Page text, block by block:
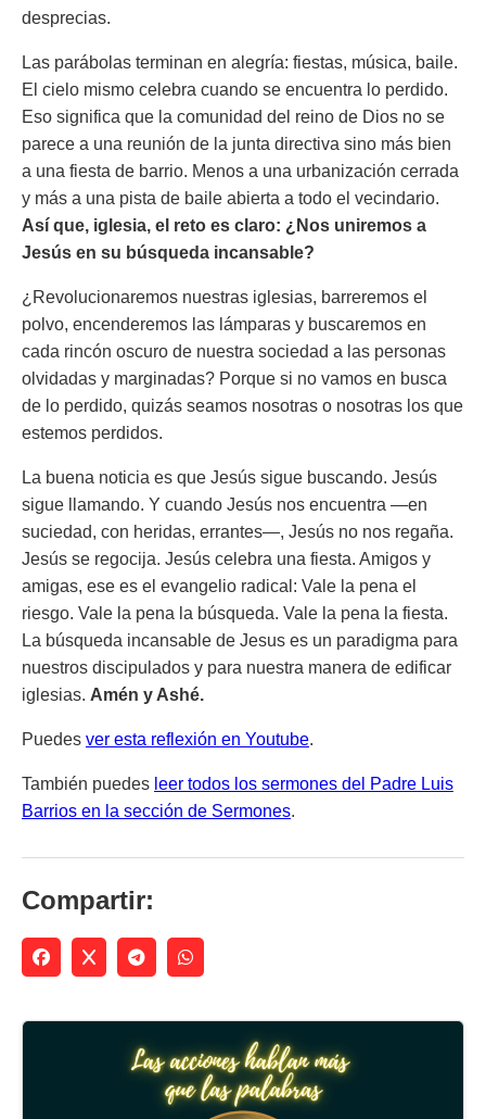
desprecias.
Las parábolas terminan en alegría: fiestas, música, baile.
El cielo mismo celebra cuando se encuentra lo perdido.
Eso significa que la comunidad del reino de Dios no se
parece a una reunión de la junta directiva sino más bien
a una fiesta de barrio. Menos a una urbanización cerrada
y más a una pista de baile abierta a todo el vecindario.
Así que, iglesia, el reto es claro: ¿Nos uniremos a
Jesús en su búsqueda incansable?
¿Revolucionaremos nuestras iglesias, barreremos el
polvo, encenderemos las lámparas y buscaremos en
cada rincón oscuro de nuestra sociedad a las personas
olvidadas y marginadas? Porque si no vamos en busca
de lo perdido, quizás seamos nosotras o nosotras los que
estemos perdidos.
La buena noticia es que Jesús sigue buscando. Jesús
sigue llamando. Y cuando Jesús nos encuentra —en
suciedad, con heridas, errantes—, Jesús no nos regaña.
Jesús se regocija. Jesús celebra una fiesta. Amigos y
amigas, ese es el evangelio radical: Vale la pena el
riesgo. Vale la pena la búsqueda. Vale la pena la fiesta.
La búsqueda incansable de Jesus es un paradigma para
nuestros discipulados y para nuestra manera de edificar
iglesias. Amén y Ashé.
Puedes ver esta reflexión en Youtube.
También puedes leer todos los sermones del Padre Luis
Barrios en la sección de Sermones.
Compartir: